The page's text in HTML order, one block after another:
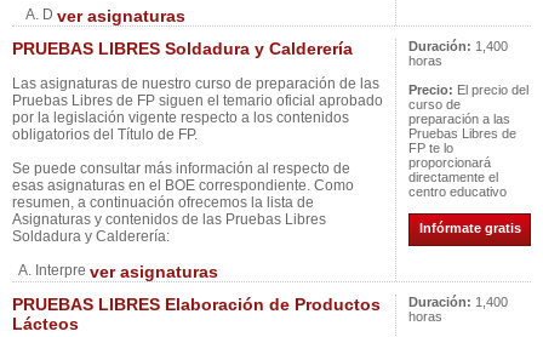
A. D ver asignaturas
PRUEBAS LIBRES Soldadura y Calderería
Las asignaturas de nuestro curso de preparación de las
Pruebas Libres de FP siguen el temario oficial aprobado
por la legislación vigente respecto a los contenidos
obligatorios del Título de FP.
Se puede consultar más información al respecto de
esas asignaturas en el BOE correspondiente. Como
resumen, a continuación ofrecemos la lista de
Asignaturas y contenidos de las Pruebas Libres
Soldadura y Calderería:
A. Interpre ver asignaturas
Duración: 1,400
horas
Precio: El precio del
curso de
preparación a las
Pruebas Libres de
FP te lo
proporcionará
directamente el
centro educativo
Infórmate gratis
PRUEBAS LIBRES Elaboración de Productos
Lácteos
Duración: 1,400
horas